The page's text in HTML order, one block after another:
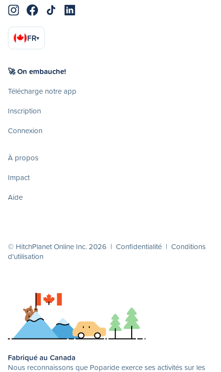
FR▾
🚀 On embauche!
Télécharge notre app
Inscription
Connexion
À propos
Impact
Aide
© HitchPlanet Online Inc. 2026 | Confidentialité | Conditions
d'utilisation
Fabriqué au Canada
Nous reconnaissons que Poparide exerce ses activités sur les